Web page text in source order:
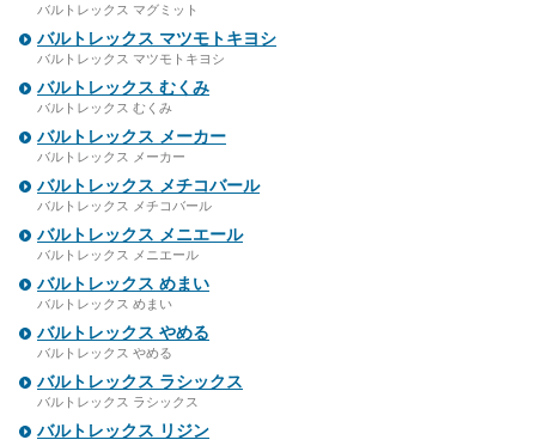
バルトレックス マグミット
バルトレックス マツモトキヨシ
バルトレックス マツモトキヨシ
バルトレックス むくみ
バルトレックス むくみ
バルトレックス メーカー
バルトレックス メーカー
バルトレックス メチコバール
バルトレックス メチコバール
バルトレックス メニエール
バルトレックス メニエール
バルトレックス めまい
バルトレックス めまい
バルトレックス やめる
バルトレックス やめる
バルトレックス ラシックス
バルトレックス ラシックス
バルトレックス リジン